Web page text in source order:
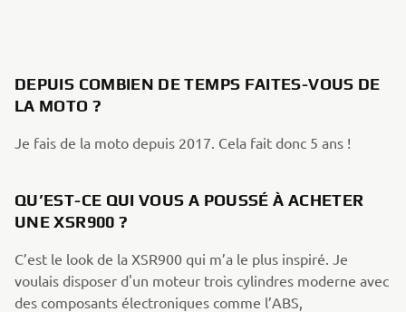
DEPUIS COMBIEN DE TEMPS FAITES-VOUS DE
LA MOTO ?
Je fais de la moto depuis 2017. Cela fait donc 5 ans !
QU’EST-CE QUI VOUS A POUSSÉ À ACHETER
UNE XSR900 ?
C’est le look de la XSR900 qui m’a le plus inspiré. Je
voulais disposer d'un moteur trois cylindres moderne avec
des composants électroniques comme l’ABS,